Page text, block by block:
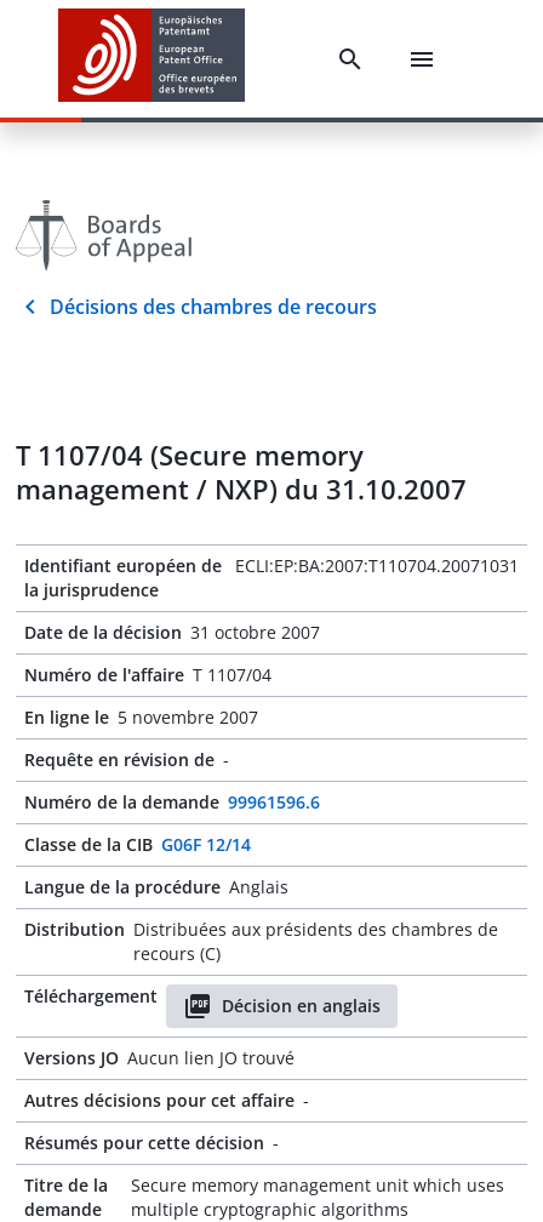
Décisions des chambres de recours
T 1107/04 (Secure memory
management / NXP) du 31.10.2007
Identifiant européen de
la jurisprudence
ECLI:EP:BA:2007:T110704.20071031
Date de la décision 31 octobre 2007
Numéro de l'affaire T 1107/04
En ligne le 5 novembre 2007
Requête en révision de -
Numéro de la demande 99961596.6
Classe de la CIB G06F 12/14
Langue de la procédure Anglais
Distribution Distribuées aux présidents des chambres de
recours (C)
Téléchargement
Décision en anglais
Versions JO Aucun lien JO trouvé
Autres décisions pour cet affaire -
Résumés pour cette décision -
Titre de la
demande
Secure memory management unit which uses
multiple cryptographic algorithms